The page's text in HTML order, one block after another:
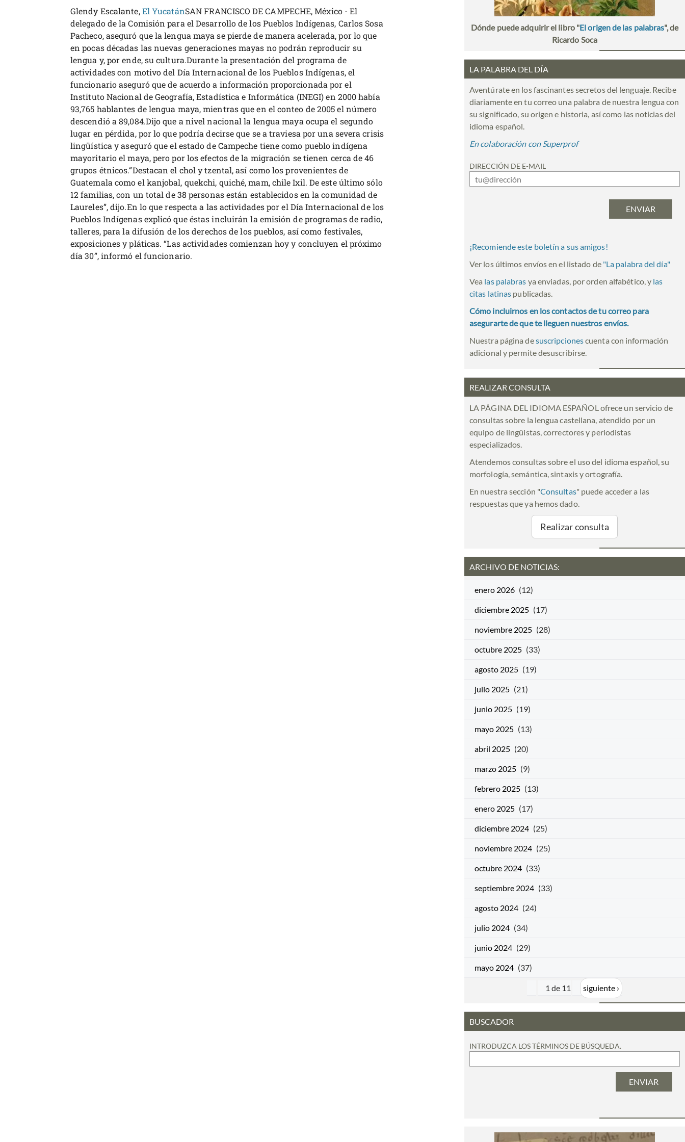
Glendy Escalante,El YucatánSAN FRANCISCO DE CAMPECHE, México - El
delegado de la Comisión para el Desarrollo de los Pueblos Indígenas, Carlos Sosa
Pacheco, aseguró que la lengua maya se pierde de manera acelerada, por lo que
en pocas décadas las nuevas generaciones mayas no podrán reproducir su
lengua y, por ende, su cultura.Durante la presentación del programa de
actividades con motivo del Día Internacional de los Pueblos Indígenas, el
funcionario aseguró que de acuerdo a información proporcionada por el
Instituto Nacional de Geografía, Estadística e Informática (INEGI) en 2000 había
93,765 hablantes de lengua maya, mientras que en el conteo de 2005 el número
descendió a 89,084.Dijo que a nivel nacional la lengua maya ocupa el segundo
lugar en pérdida, por lo que podría decirse que se a traviesa por una severa crisis
lingüística y aseguró que el estado de Campeche tiene como pueblo indígena
mayoritario el maya, pero por los efectos de la migración se tienen cerca de 46
grupos étnicos.“Destacan el chol y tzental, así como los provenientes de
Guatemala como el kanjobal, quekchi, quiché, mam, chile Ixil. De este último sólo
12 familias, con un total de 38 personas están establecidos en la comunidad de
Laureles”, dijo.En lo que respecta a las actividades por el Día Internacional de los
Pueblos Indígenas explicó que éstas incluirán la emisión de programas de radio,
talleres, para la difusión de los derechos de los pueblos, así como festivales,
exposiciones y pláticas. “Las actividades comienzan hoy y concluyen el próximo
día 30”, informó el funcionario.
Dónde puede adquirir el libro "El origen de las palabras", de
Ricardo Soca
LA PALABRA DEL DÍA
Aventúrate en los fascinantes secretos del lenguaje. Recibe
diariamente en tu correo una palabra de nuestra lengua con
su significado, su origen e historia, así como las noticias del
idioma español.
En colaboración con Superprof
DIRECCIÓN DE E-MAIL
¡Recomiende este boletín a sus amigos!
Ver los últimos envíos en el listado de "La palabra del día"
Vea las palabras ya enviadas, por orden alfabético, y las
citas latinas publicadas.
Cómo incluirnos en los contactos de tu correo para
asegurarte de que te lleguen nuestros envíos.
Nuestra página desuscripcionescuenta con información
adicional y permite desuscribirse.
REALIZAR CONSULTA
LA PÁGINA DEL IDIOMA ESPAÑOL ofrece un servicio de
consultas sobre la lengua castellana, atendido por un
equipo de lingüistas, correctores y periodistas
especializados.
Atendemos consultas sobre el uso del idioma español, su
morfología, semántica, sintaxis y ortografía.
En nuestra sección "Consultas" puede acceder a las
respuestas que ya hemos dado.
Realizar consulta
ARCHIVO DE NOTICIAS:
enero 2026 (12)
diciembre 2025 (17)
noviembre 2025 (28)
octubre 2025 (33)
agosto 2025 (19)
julio 2025 (21)
junio 2025 (19)
mayo 2025 (13)
abril 2025 (20)
marzo 2025 (9)
febrero 2025 (13)
enero 2025 (17)
diciembre 2024 (25)
noviembre 2024 (25)
octubre 2024 (33)
septiembre 2024 (33)
agosto 2024 (24)
julio 2024 (34)
junio 2024 (29)
mayo 2024 (37)
1 de 11 siguiente ›
BUSCADOR
INTRODUZCA LOS TÉRMINOS DE BÚSQUEDA.